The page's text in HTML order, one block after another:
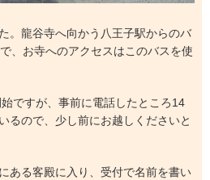
。龍谷寺へ向かう八王子駅からのバ
、お寺へのアクセスはこのバスを使
ですが、事前に電話したところ14
るので、少し前にお越しくださいと
ある客殿に入り、受付で名前を書い